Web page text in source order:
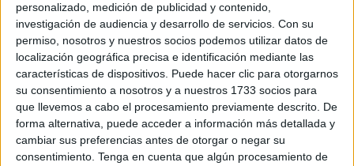
personalizado, medición de publicidad y contenido,
investigación de audiencia y desarrollo de servicios. Con su
permiso, nosotros y nuestros socios podemos utilizar datos de
localización geográfica precisa e identificación mediante las
características de dispositivos. Puede hacer clic para otorgarnos
su consentimiento a nosotros y a nuestros 1733 socios para
que llevemos a cabo el procesamiento previamente descrito. De
forma alternativa, puede acceder a información más detallada y
cambiar sus preferencias antes de otorgar o negar su
consentimiento. Tenga en cuenta que algún procesamiento de
Lastrabajadoras transfronterizasque accedían a
nuestra ciudad han sido separadas en el lado marroquí
según la letra que viene en su tarjeta de identificación que
verifica que dispone de un contrato para trabajar de forma
regular en Ceuta.
Las tarjetas antiguas tienen una letra distinta a las nuevas,
separándose así a las trabajadores por distintas colas.